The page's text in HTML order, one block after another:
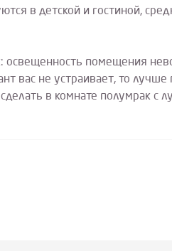
в детской и гостиной,
освещенность помещения
вас не устраивает, то
в комнате полумрак с